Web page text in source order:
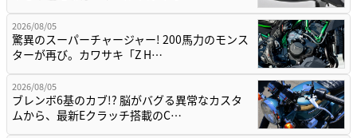
2026/08/05
驚異のスーパーチャージャー! 200馬力のモンス
ターが再び。カワサキ「Z H…
2026/08/05
ブレンボ6基のカブ!? 脳がバグる異常なカスタ
ムから、最新Eクラッチ搭載のC…